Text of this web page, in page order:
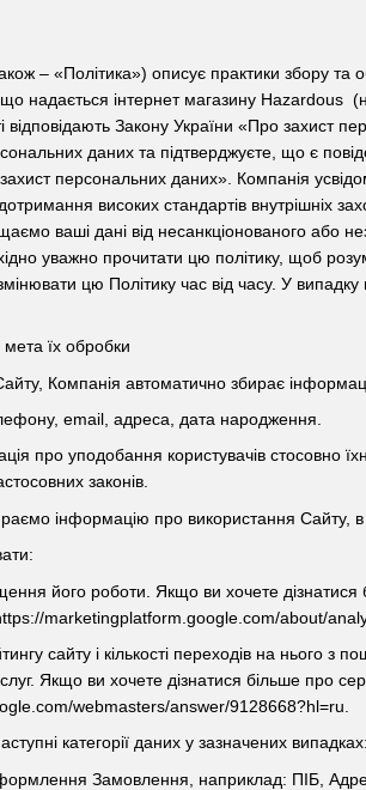
– «Політика») описує практики збору
надається інтернет магазину
відповідають Закону України «Про
даних та підтверджуєте, що є
персональних даних». Компанія
високих стандартів внутрішніх
ваші дані від несанкціонованого або
уважно прочитати цю політику, щоб
цю Політику час від часу. У
їх обробки
Компанія автоматично збирає
email, адреса, дата народження.
про уподобання користувачів стосовно
законів.
інформацію про використання Сайту, в
його роботи. Якщо ви хочете
marketingplatform.google.com/about/
сайту і кількості переходів на нього з
Якщо ви хочете дізнатися більше про
webmasters/answer/9128668?hl=ru.
категорії даних у зазначених випадках:
Замовлення, наприклад: ПІБ,